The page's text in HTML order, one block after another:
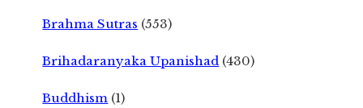
Brahma Sutras (553)
Brihadaranyaka Upanishad (430)
Buddhism (1)